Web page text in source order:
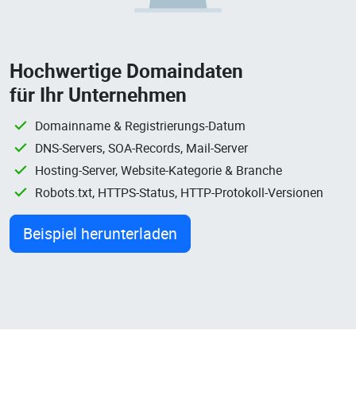
Hochwertige Domaindaten
für Ihr Unternehmen
Domainname & Registrierungs-Datum
DNS-Servers, SOA-Records, Mail-Server
Hosting-Server, Website-Kategorie & Branche
Robots.txt, HTTPS-Status, HTTP-Protokoll-Versionen
Beispiel herunterladen